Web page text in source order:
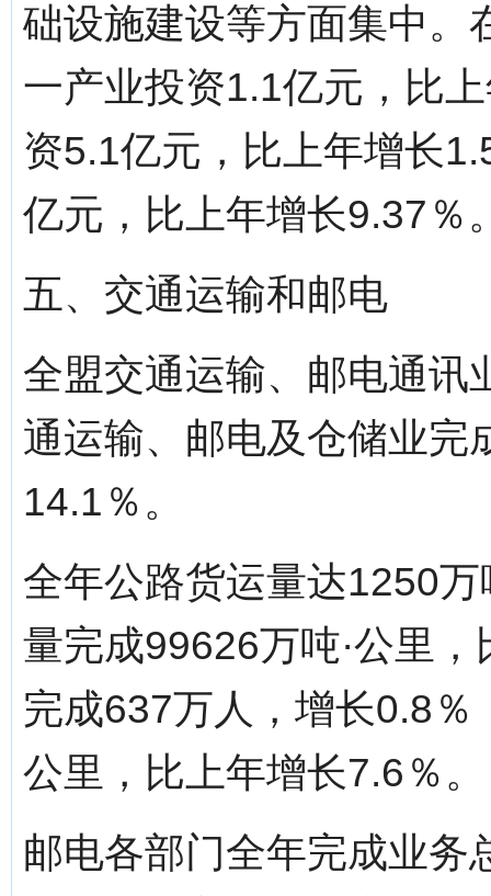
础设施建设等方面集中。
一产业投资1.1亿元，比
资5.1亿元，比上年增长
亿元，比上年增长9.37％
五、交通运输和邮电
全盟交通运输、邮电通讯
通运输、邮电及仓储业完
14.1％。
全年公路货运量达1250
量完成99626万吨·公里
完成637万人，增长0.8％
公里，比上年增长7.6％。
邮电各部门全年完成业务